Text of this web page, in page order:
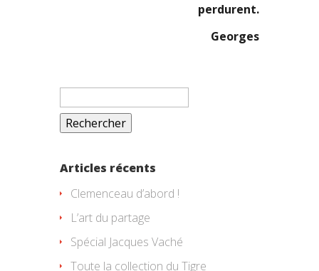
perdurent.
Georges
Rechercher :
Articles récents
Clemenceau d’abord !
L’art du partage
Spécial Jacques Vaché
Toute la collection du Tigre